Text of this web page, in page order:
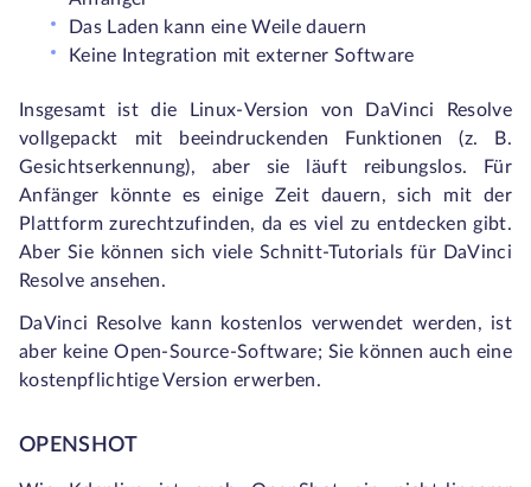
Das Laden kann eine Weile dauern
Keine Integration mit externer Software
Insgesamt ist die Linux-Version von DaVinci Resolve
vollgepackt mit beeindruckenden Funktionen (z. B.
Gesichtserkennung), aber sie läuft reibungslos. Für
Anfänger könnte es einige Zeit dauern, sich mit der
Plattform zurechtzufinden, da es viel zu entdecken gibt.
Aber Sie können sich viele Schnitt-Tutorials für DaVinci
Resolve ansehen.
DaVinci Resolve kann kostenlos verwendet werden, ist
aber keine Open-Source-Software; Sie können auch eine
kostenpflichtige Version erwerben.
OPENSHOT